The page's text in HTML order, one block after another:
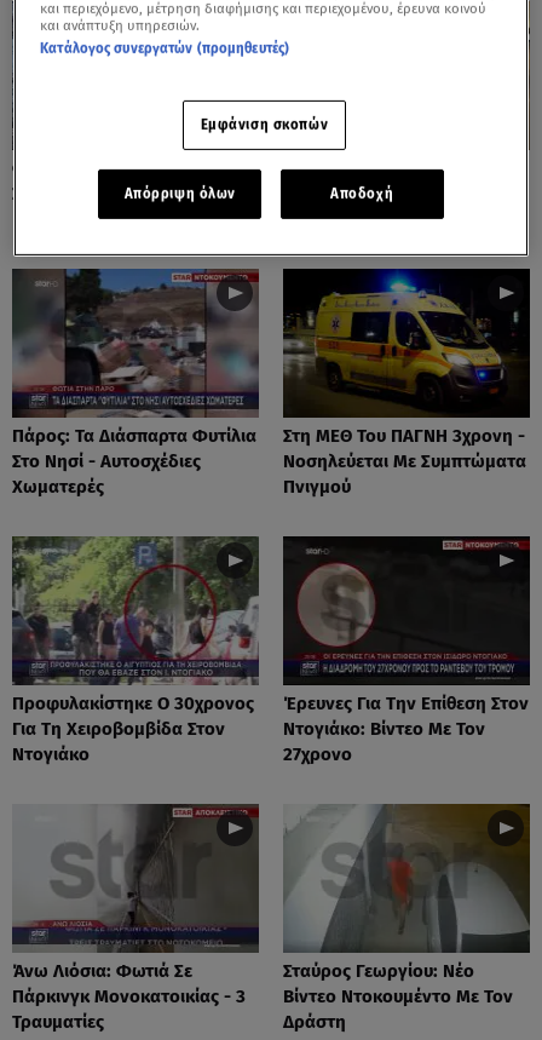
Φωτιές: Στάχτη Το Πράσινο
Στολίδι Της Δυτικής Αττικής
Πόρτο Ράφτη: Bίντεο
Ντοκουμέντο Από Το
Θανατηφόρο Τροχαίο
Πάρος: Τα Διάσπαρτα Φυτίλια
Στο Νησί - Αυτοσχέδιες
Χωματερές
Στη ΜΕΘ Του ΠΑΓΝΗ 3χρονη -
Νοσηλεύεται Με Συμπτώματα
Πνιγμού
Προφυλακίστηκε Ο 30χρονος
Για Τη Χειροβομβίδα Στον
Ντογιάκο
Έρευνες Για Την Επίθεση Στον
Ντογιάκο: Βίντεο Με Τον
27χρονο
Άνω Λιόσια: Φωτιά Σε
Πάρκινγκ Μονοκατοικίας - 3
Τραυματίες
Σταύρος Γεωργίου: Νέο
Βίντεο Ντοκουμέντο Με Τον
Δράστη
και περιεχόμενο, μέτρηση διαφήμισης και περιεχομένου, έρευνα κοινού
και ανάπτυξη υπηρεσιών.
Κατάλογος συνεργατών (προμηθευτές)
Εμφάνιση σκοπών
Απόρριψη όλων Αποδοχή